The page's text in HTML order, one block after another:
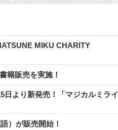
MIKU CHARITY
籍販売を実施！
日より新発売！「マジカルミライ
）が販売開始！